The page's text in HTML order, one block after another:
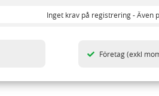
Inget krav på registrering - Även
Företag(exkl